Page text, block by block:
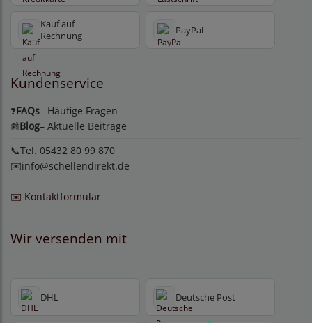
Kauf auf
Rechnung
PayPal
Kundenservice
❓FAQs– Häufige Fragen
📰Blog– Aktuelle Beiträge
📞Tel. 05432 80 99 870
✉️info@schellendirekt.de
✉️ Kontaktformular
Wir versenden mit
DHL Deutsche Post